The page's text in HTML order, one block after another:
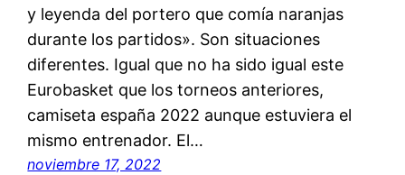
y leyenda del portero que comía naranjas
durante los partidos». Son situaciones
diferentes. Igual que no ha sido igual este
Eurobasket que los torneos anteriores,
camiseta españa 2022 aunque estuviera el
mismo entrenador. El…
noviembre 17, 2022